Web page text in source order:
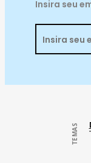
Insira seu
TEMAS